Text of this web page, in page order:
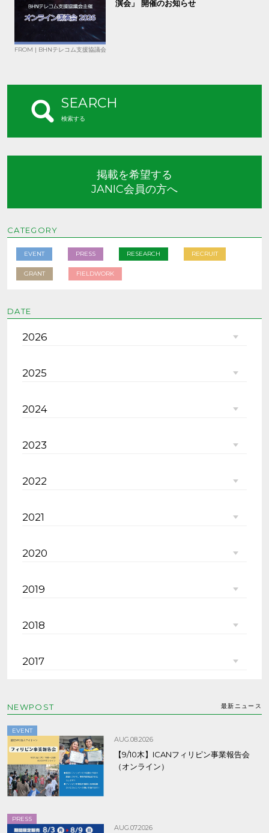
演会」 開催のお知らせ
FROM | BHNテレコム支援協議会
SEARCH
検索する
掲載を希望する
JANIC会員の方へ
CATEGORY
EVENT PRESS RESEARCH RECRUIT
GRANT FIELDWORK
DATE
2026
2025
2024
2023
2022
2021
2020
2019
2018
2017
NEWPOST 最新ニュース
EVENT
AUG.08.2026
【9/10木】ICANフィリピン事業報告会
（オンライン）
PRESS
AUG.07.2026